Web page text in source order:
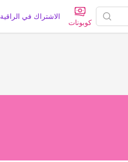
كوبونات
الاشتراك في الراقية